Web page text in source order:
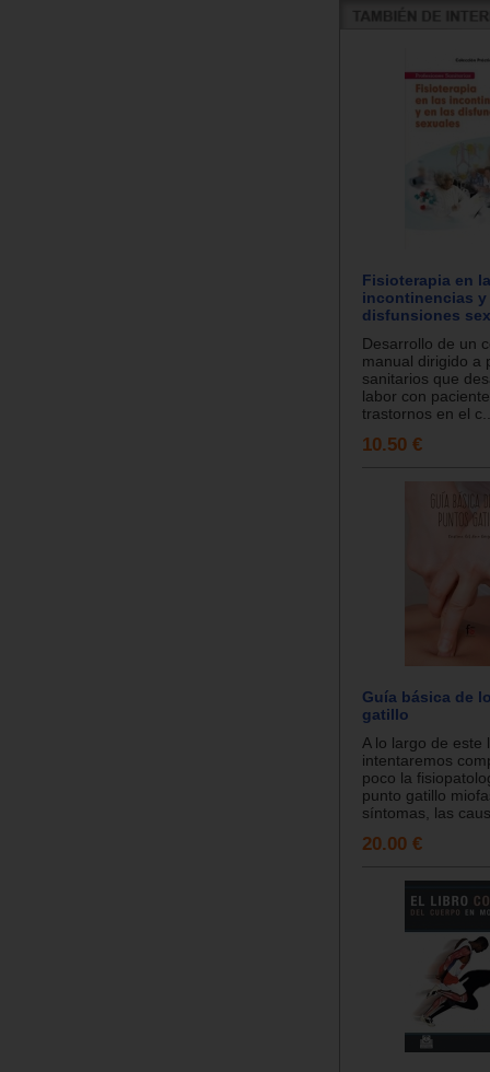
Fisioterapia en
incontinencias y
disfunsiones
Desarrollo de un
manual dirigido a
sanitarios que
labor con
trastornos en el
10.50 €
Guía básica de
gatillo
A lo largo de este
intentaremos
poco la
punto gatillo
síntomas, las
20.00 €